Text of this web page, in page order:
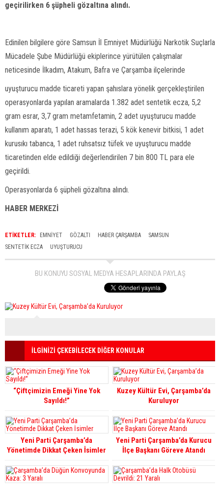
geçirilirken 6 şüpheli gözaltına alındı.
Edinilen bilgilere göre Samsun İl Emniyet Müdürlüğü Narkotik Suçlarla
Mücadele Şube Müdürlüğü ekiplerince yürütülen çalışmalar
neticesinde İlkadım, Atakum, Bafra ve Çarşamba ilçelerinde
uyuşturucu madde ticareti yapan şahıslara yönelik gerçekleştirilen
operasyonlarda yapılan aramalarda 1.382 adet sentetik ecza, 5,2
gram esrar, 3,7 gram metamfetamin, 2 adet uyuşturucu madde
kullanım aparatı, 1 adet hassas terazi, 5 kök kenevir bitkisi, 1 adet
kurusıkı tabanca, 1 adet ruhsatsız tüfek ve uyuşturucu madde
ticaretinden elde edildiği değerlendirilen 7 bin 800 TL para ele
geçirildi.
Operasyonlarda 6 şüpheli gözaltına alındı.
HABER MERKEZİ
ETİKETLER: EMNIYET GÖZALTI HABER ÇARŞAMBA
SAMSUN
SENTETIK ECZA
UYUŞTURUCU
BU KONUYU SOSYAL MEDYA HESAPLARINDA PAYLAŞ
İLGİNİZİ ÇEKEBİLECEK DİĞER KONULAR
“Çiftçimizin Emeği Yine Yok
Sayıldı!”
Kuzey Kültür Evi, Çarşamba’da
Kuruluyor
Yeni Parti Çarşamba’da
Yönetimde Dikkat Çeken İsimler
Yeni Parti Çarşamba’da Kurucu
İlçe Başkanı Göreve Atandı